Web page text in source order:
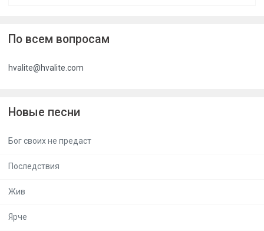
По всем вопросам
hvalite@hvalite.com
Новые песни
Бог своих не предаст
Последствия
Жив
Ярче